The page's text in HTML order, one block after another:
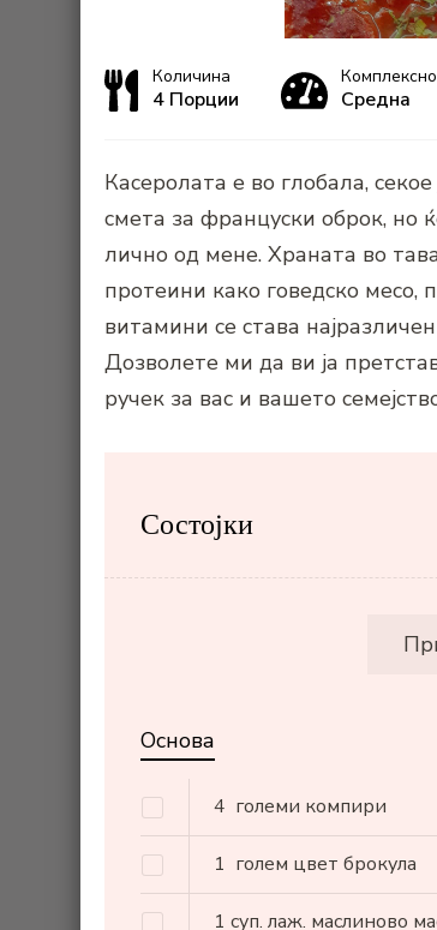
Количина
4 Порции Средна
Касеролата е во глобала,
смета за француски оброк, но
лично од мене. Храната во
протеини како говедско
витамини се става
Дозволете ми да ви ја
ручек за вас и вашето
Состојки
Основа
4 големи компири
1 голем цвет брокула
1 суп. лаж. маслиново